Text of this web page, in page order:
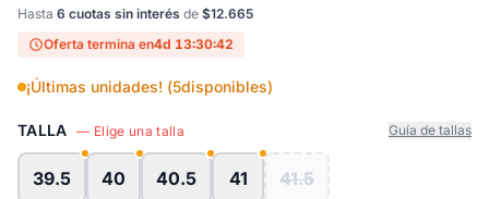
Hasta 6 cuotas sin interés de $12.665
Oferta termina en4d 13:30:41
¡Últimas unidades! (5disponibles)
TALLA — Elige una talla Guía de tallas
39.5 40 40.5 41 41.5